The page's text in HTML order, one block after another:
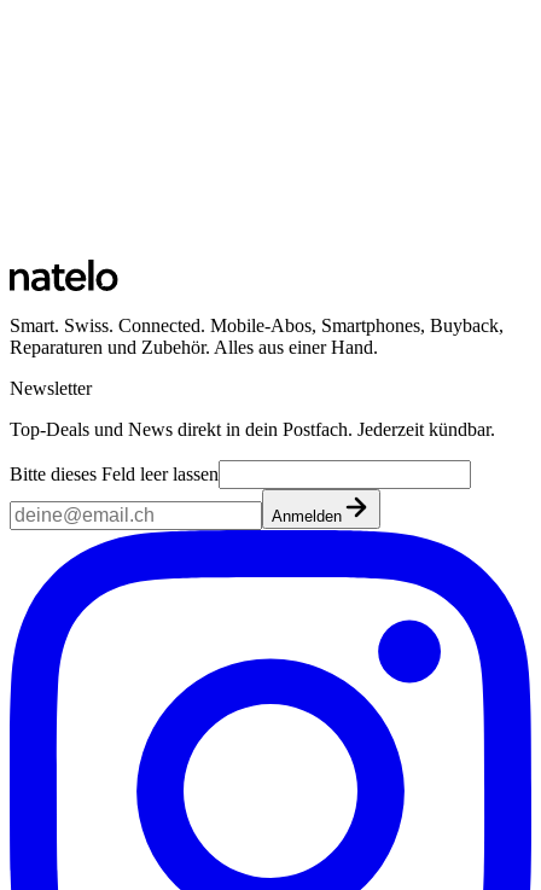
Smart. Swiss. Connected. Mobile-Abos, Smartphones, Buyback,
Reparaturen und Zubehör. Alles aus einer Hand.
Newsletter
Top-Deals und News direkt in dein Postfach. Jederzeit kündbar.
Bitte dieses Feld leer lassen
Anmelden